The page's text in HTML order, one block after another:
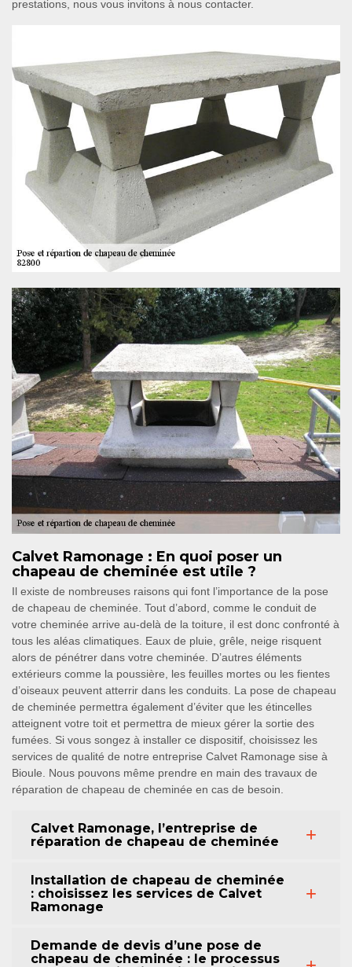
prestations, nous vous invitons à nous contacter.
Calvet Ramonage : En quoi poser un
chapeau de cheminée est utile ?
Il existe de nombreuses raisons qui font l’importance de la pose
de chapeau de cheminée. Tout d’abord, comme le conduit de
votre cheminée arrive au-delà de la toiture, il est donc confronté à
tous les aléas climatiques. Eaux de pluie, grêle, neige risquent
alors de pénétrer dans votre cheminée. D’autres éléments
extérieurs comme la poussière, les feuilles mortes ou les fientes
d’oiseaux peuvent atterrir dans les conduits. La pose de chapeau
de cheminée permettra également d’éviter que les étincelles
atteignent votre toit et permettra de mieux gérer la sortie des
fumées. Si vous songez à installer ce dispositif, choisissez les
services de qualité de notre entreprise Calvet Ramonage sise à
Bioule. Nous pouvons même prendre en main des travaux de
réparation de chapeau de cheminée en cas de besoin.
Calvet Ramonage, l’entreprise de
réparation de chapeau de cheminée
Installation de chapeau de cheminée
: choisissez les services de Calvet
Ramonage
Demande de devis d’une pose de
chapeau de cheminée : le processus